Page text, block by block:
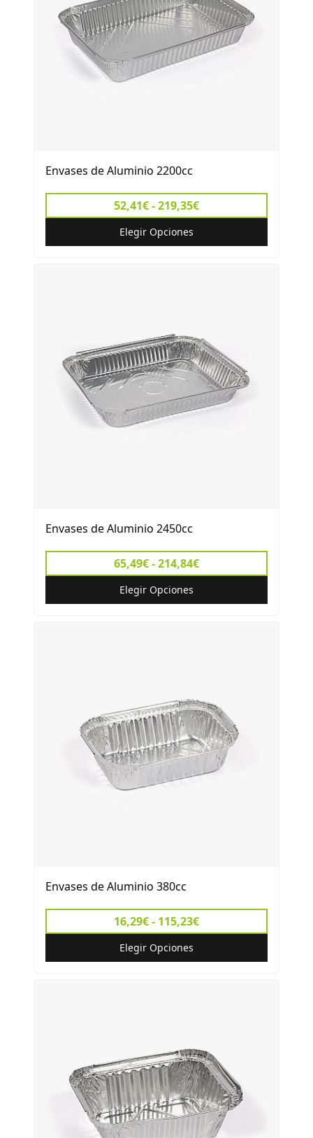
Envases de Aluminio 2200cc
52,41€ - 219,35€
Elegir Opciones
Envases de Aluminio 2450cc
65,49€ - 214,84€
Elegir Opciones
Envases de Aluminio 380cc
16,29€ - 115,23€
Elegir Opciones